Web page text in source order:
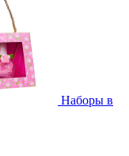
Наборы в